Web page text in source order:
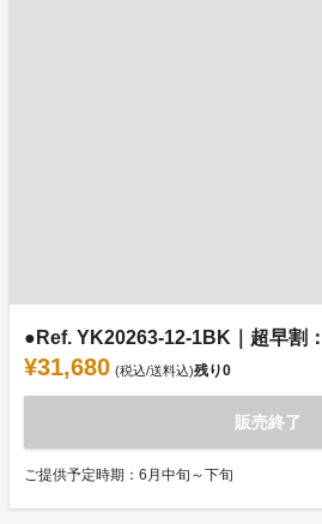
●Ref. YK20263-12-1BK｜超早割
¥31,680 (税込/送料込)残り0
販売終了
ご提供予定時期：6月中旬～下旬